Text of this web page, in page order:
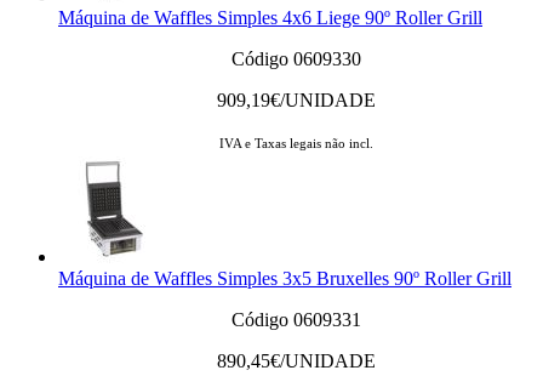
Máquina de Waffles Simples 4x6 Liege 90º Roller Grill
Código 0609330
909,19€/UNIDADE
IVA e Taxas legais não incl.
Máquina de Waffles Simples 3x5 Bruxelles 90º Roller Grill
Código 0609331
890,45€/UNIDADE